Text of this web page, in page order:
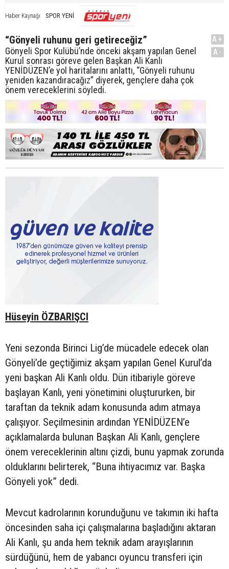
Haber Kaynağı SPOR YENİ
“Gönyeli ruhunu geri getireceğiz”
Gönyeli Spor Kulübü’nde önceki akşam yapılan Genel
Kurul sonrası göreve gelen Başkan Ali Kanlı
YENİDÜZEN’e yol haritalarını anlattı, “Gönyeli ruhunu
yeniden kazandıracağız” diyerek, gençlere daha çok
önem vereceklerini söyledi.
A+
A-
Hüseyin ÖZBARIŞCI
Yeni sezonda Birinci Lig’de mücadele edecek olan
Gönyeli’de geçtiğimiz akşam yapılan Genel Kurul’da
yeni başkan Ali Kanlı oldu. Dün itibariyle göreve
başlayan Kanlı, yeni yönetimini oluştururken, bir
taraftan da teknik adam konusunda adım atmaya
çalışıyor. Seçilmesinin ardından YENİDÜZEN’e
açıklamalarda bulunan Başkan Ali Kanlı, gençlere
önem vereceklerinin altını çizdi, bunu yapmak zorunda
olduklarını belirterek, “Buna ihtiyacımız var. Başka
Gönyeli yok” dedi.
Mevcut kadrolarının korunduğunu ve takımın iki hafta
öncesinden saha içi çalışmalarına başladığını aktaran
Ali Kanlı, şu anda hem teknik adam arayışlarının
sürdüğünü, hem de yabancı oyuncu transferi için